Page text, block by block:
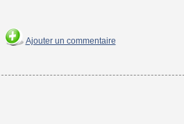
Ajouter un commentaire